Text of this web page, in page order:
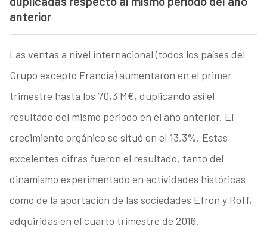
anterior
Las ventas a nivel internacional (todos los países del
Grupo excepto Francia) aumentaron en el primer
trimestre hasta los 70,3 M€, duplicando así el
resultado del mismo periodo en el año anterior. El
crecimiento orgánico se situó en el 13,3%. Estas
excelentes cifras fueron el resultado, tanto del
dinamismo experimentado en actividades históricas
como de la aportación de las sociedades Efron y Roff,
adquiridas en el cuarto trimestre de 2016.